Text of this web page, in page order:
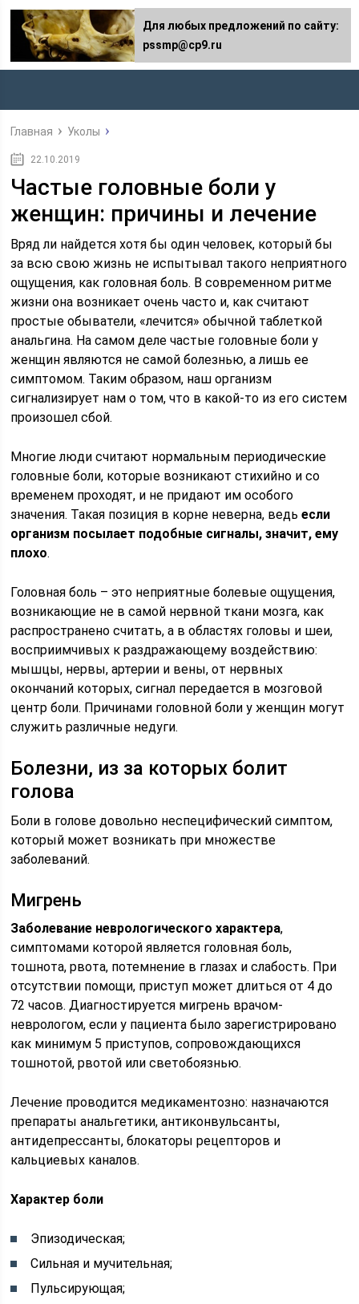
Главная Уколы
22.10.2019
Частые головные боли у
женщин: причины и лечение
Вряд ли найдется хотя бы один человек, который бы
за всю свою жизнь не испытывал такого неприятного
ощущения, как головная боль. В современном ритме
жизни она возникает очень часто и, как считают
простые обыватели, «лечится» обычной таблеткой
анальгина. На самом деле частые головные боли у
женщин являются не самой болезнью, а лишь ее
симптомом. Таким образом, наш организм
сигнализирует нам о том, что в какой-то из его систем
произошел сбой.
Многие люди считают нормальным периодические
головные боли, которые возникают стихийно и со
временем проходят, и не придают им особого
значения. Такая позиция в корне неверна, ведьесли
организм посылает подобные сигналы, значит, ему
плохо.
Головная боль – это неприятные болевые ощущения,
возникающие не в самой нервной ткани мозга, как
распространено считать, а в областях головы и шеи,
восприимчивых к раздражающему воздействию:
мышцы, нервы, артерии и вены, от нервных
окончаний которых, сигнал передается в мозговой
центр боли. Причинами головной боли у женщин могут
служить различные недуги.
Болезни, из за которых болит
голова
Боли в голове довольно неспецифический симптом,
который может возникать при множестве
заболеваний.
Мигрень
Заболевание неврологического характера,
симптомами которой является головная боль,
тошнота, рвота, потемнение в глазах и слабость. При
отсутствии помощи, приступ может длиться от 4 до
72 часов. Диагностируется мигрень врачом-
неврологом, если у пациента было зарегистрировано
как минимум 5 приступов, сопровождающихся
тошнотой, рвотой или светобоязнью.
Лечение проводится медикаментозно: назначаются
препараты анальгетики, антиконвульсанты,
антидепрессанты, блокаторы рецепторов и
кальциевых каналов.
Характер боли
Эпизодическая;
Сильная и мучительная;
Пульсирующая;
Для любых предложений по сайту:
pssmp@cp9.ru